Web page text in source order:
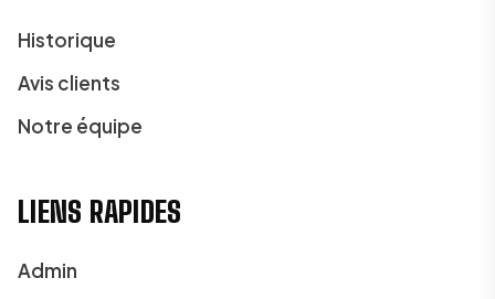
Historique
Avis clients
Notre équipe
LIENS RAPIDES
Admin